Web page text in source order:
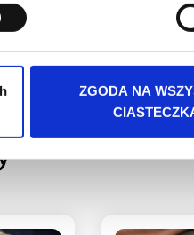
ZGODA NA